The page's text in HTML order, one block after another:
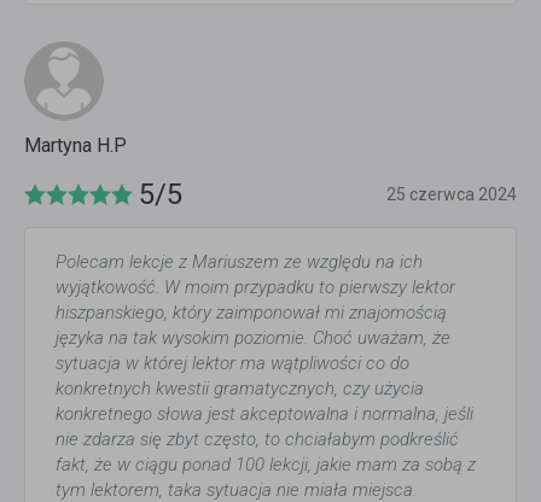
Martyna H.P
5/5 25 czerwca 2024
Polecam lekcje z Mariuszem ze względu na ich
wyjątkowość. W moim przypadku to pierwszy lektor
hiszpanskiego, który zaimponował mi znajomością
języka na tak wysokim poziomie. Choć uważam, że
sytuacja w której lektor ma wątpliwości co do
konkretnych kwestii gramatycznych, czy użycia
konkretnego słowa jest akceptowalna i normalna, jeśli
nie zdarza się zbyt często, to chciałabym podkreślić
fakt, że w ciągu ponad 100 lekcji, jakie mam za sobą z
tym lektorem, taka sytuacja nie miała miejsca.